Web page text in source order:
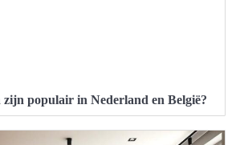
zijn populair in Nederland en België?